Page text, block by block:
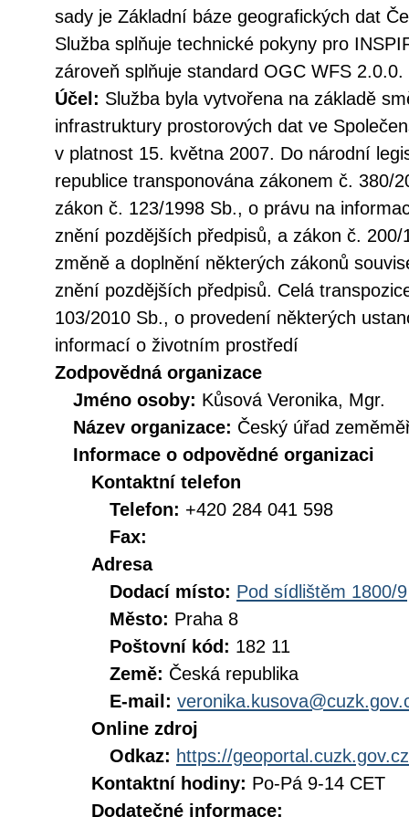
sady je Základní báze geografických dat
Služba splňuje technické pokyny pro
zároveň splňuje standard OGC WFS 2.0.0.
Účel: Služba byla vytvořena na základě
infrastruktury prostorových dat ve
v platnost 15. května 2007. Do národní
republice transponována zákonem č. 380/
zákon č. 123/1998 Sb., o právu na
znění pozdějších předpisů, a zákon č.
změně a doplnění některých zákonů
znění pozdějších předpisů. Celá
103/2010 Sb., o provedení některých
informací o životním prostředí
Zodpovědná organizace
Jméno osoby: Kůsová Veronika, Mgr.
Název organizace: Český úřad
Informace o odpovědné organizaci
Kontaktní telefon
Telefon: +420 284 041 598
Fax:
Adresa
Dodací místo: Pod sídlištěm 1800/9
Město: Praha 8
Poštovní kód: 182 11
Země: Česká republika
E-mail:
Online zdroj
Odkaz: https://geoportal.cuzk.gov.cz
Kontaktní hodiny: Po-Pá 9-14 CET
Dodatečné informace: